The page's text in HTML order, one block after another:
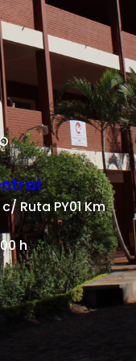
Ruta PY01 Km
h